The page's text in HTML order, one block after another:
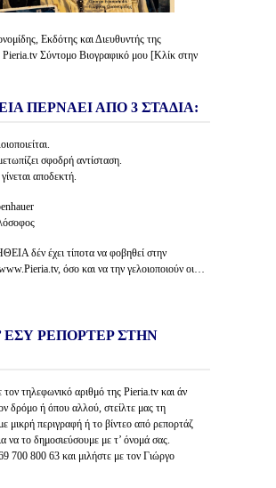
Εκδότης και Διευθυντής της
Pieria.tv Σύντομο Βιογραφικό μου [Κλίκ στην
ΠΕΡΝΑΕΙ ΑΠΟ 3 ΣΤΑΔΙΑ:
σφοδρή αντίσταση.
αποδεκτή.
δέν έχει τίποτα να φοβηθεί στην
όσο και να την γελοιοποιούν οι…
ΕΣΥ ΡΕΠΟΡΤΕΡ ΣΤΗΝ
τηλεφωνικό αριθμό της Pieria.tv και άν
δρόμο ή όπου αλλού, στείλτε μας τη
μικρή περιγραφή ή το βίντεο από ρεπορτάζ
να το δημοσιεύσουμε με τ’ όνομά σας.
700 800 63 και μιλήστε με τον Γιώργο